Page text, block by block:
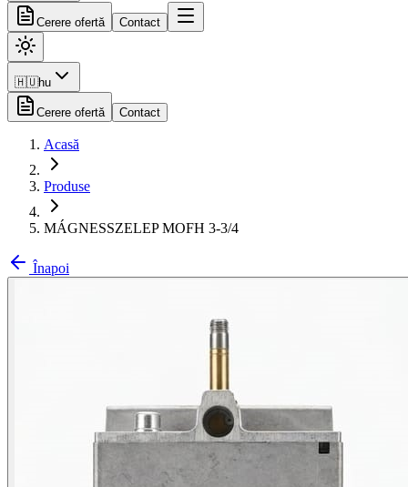
Cerere ofertă Contact
🇭🇺hu
Cerere ofertă Contact
Acasă
Produse
MÁGNESSZELEP MOFH 3-3/4
Înapoi